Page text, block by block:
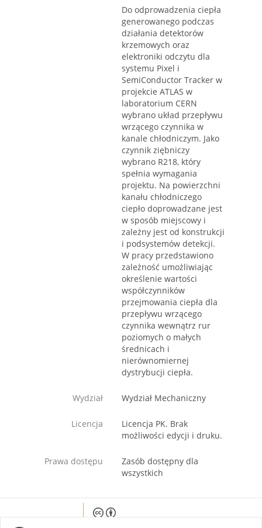
Do odprowadzenia ciepła
generowanego podczas
działania detektorów
krzemowych oraz
elektroniki odczytu dla
systemu Pixel i
SemiConductor Tracker w
projekcie ATLAS w
laboratorium CERN
wybrano układ przepływu
wrzącego czynnika w
kanale chłodniczym. Jako
czynnik ziębniczy
wybrano R218, który
spełnia wymagania
projektu. Na powierzchni
kanału chłodniczego
ciepło doprowadzane jest
w sposób miejscowy i
zależny jest od konstrukcji
i podsystemów detekcji.
W pracy przedstawiono
zależność umożliwiając
określenie wartości
współczynników
przejmowania ciepła dla
przepływu wrzącego
czynnika wewnątrz rur
poziomych o małych
średnicach i
nierównomiernej
dystrybucji ciepła.
Wydział Wydział Mechaniczny
Licencja
Licencja PK. Brak
możliwości edycji i druku.
Prawa dostępu
Zasób dostępny dla
wszystkich